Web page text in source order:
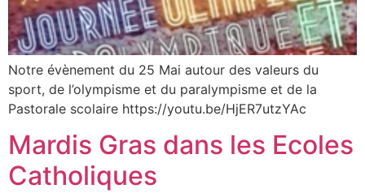
Notre évènement du 25 Mai autour des valeurs du
sport, de l’olympisme et du paralympisme et de la
Pastorale scolaire https://youtu.be/HjER7utzYAc
Mardis Gras dans les Ecoles
Catholiques